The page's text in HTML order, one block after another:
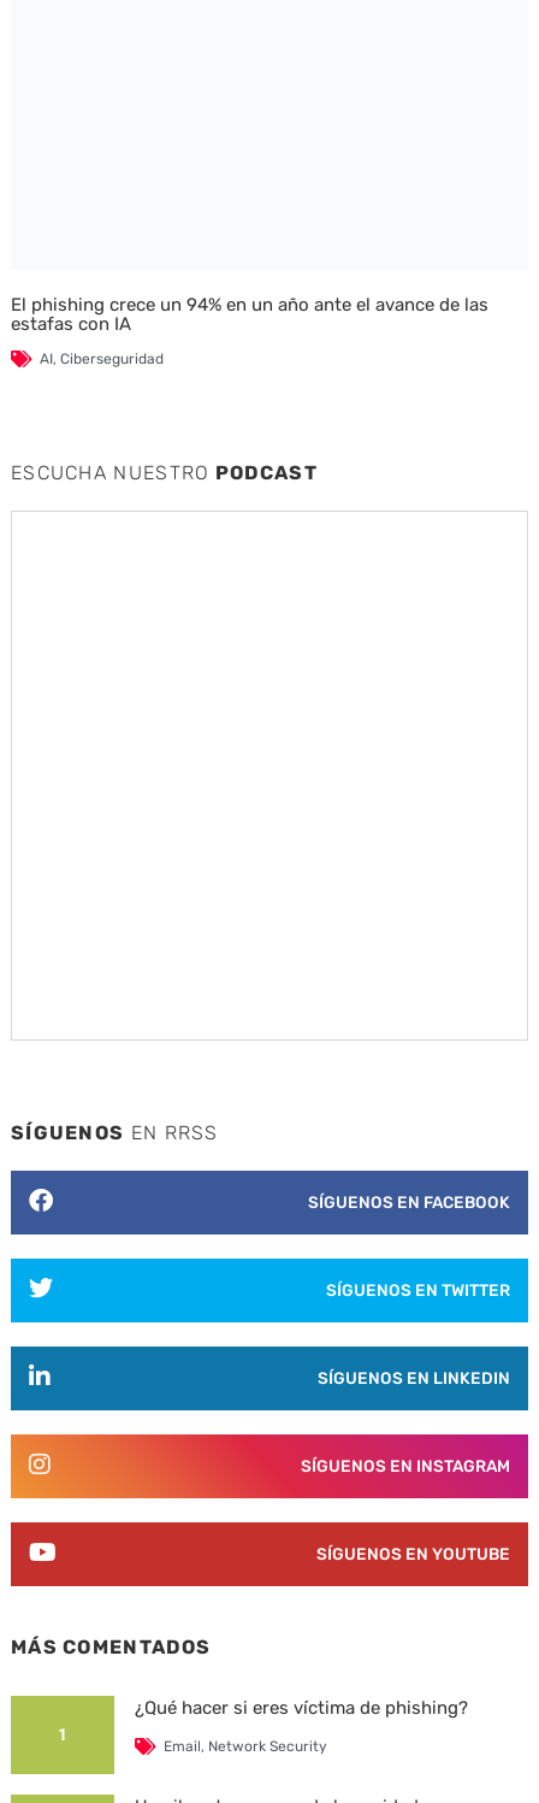
El phishing crece un 94% en un año ante el avance de las
estafas con IA
AI, Ciberseguridad
ESCUCHA NUESTRO PODCAST
SÍGUENOS EN RRSS
SÍGUENOS EN FACEBOOK
SÍGUENOS EN TWITTER
SÍGUENOS EN LINKEDIN
SÍGUENOS EN INSTAGRAM
SÍGUENOS EN YOUTUBE
MÁS COMENTADOS
1
¿Qué hacer si eres víctima de phishing?
Email, Network Security